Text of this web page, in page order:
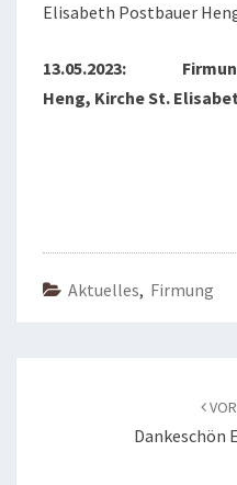
Elisabeth Postbauer
13.05.2023: Firmung
Heng, Kirche St.
Aktuelles, Firmung
Dankeschön